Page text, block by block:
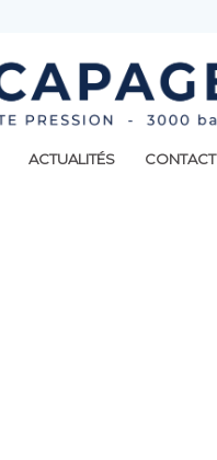
ACTUALITÉS CONTACT